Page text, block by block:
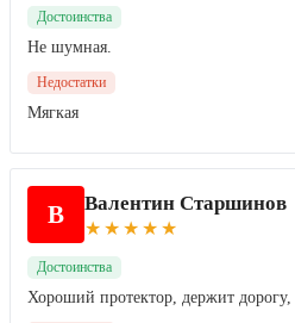
Достоинства
Не шумная.
Недостатки
Мягкая
В Валентин Старшинов
★ ★ ★ ★ ★
Достоинства
Хороший протектор, держит дорогу,